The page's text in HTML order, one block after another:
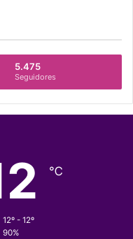
5.475
Seguidores
℃
12º - 12º
90%